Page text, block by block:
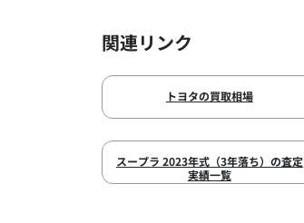
関連リンク
トヨタの買取相場
スープラ 2023年式（3年落ち）の査定
実績一覧